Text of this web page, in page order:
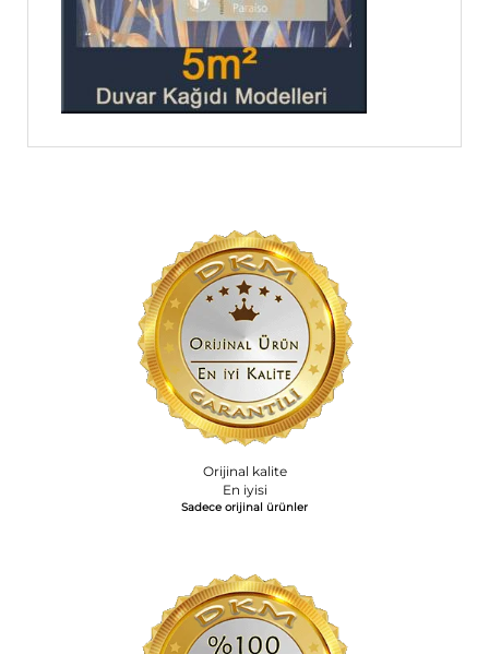
Orijinal kalite
En iyisi
Sadece orijinal ürünler